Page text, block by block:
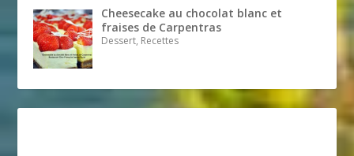
Cheesecake au chocolat blanc et
fraises de Carpentras
Dessert, Recettes